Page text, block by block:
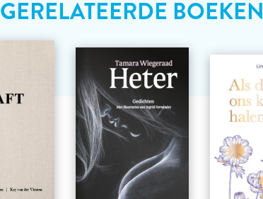
GERELATEERDE BOEKEN